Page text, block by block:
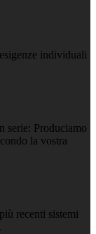
individuali
serie: Produciamo
la vostra
recenti sistemi